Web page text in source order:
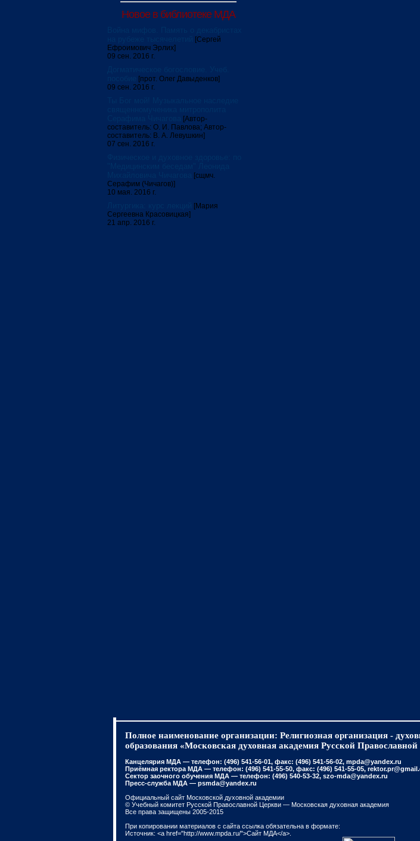
Новое в библиотеке МДА
[Сергей
Ефроимович Эрлих]
09 сен. 2016 г.
[прот. Олег Давыденков]
09 сен. 2016 г.
[Автор-
составитель: О. И. Павлова; Автор-
составитель: В. А. Левушкин]
07 сен. 2016 г.
[сщмч.
Серафим (Чичагов)]
10 мая. 2016 г.
[Мария
Сергеевна Красовицкая]
21 апр. 2016 г.
Полное наименование организации: Религиозная организация -
образования «Московская духовная академия Русской
Канцелярия МДА — телефон: (496) 541-56-01, факс: (496) 541-56-02, mpda@yandex.ru
Приёмная ректора МДА — телефон: (496) 541-55-50, факс: (496) 541-55-05,
Сектор заочного обучения МДА — телефон: (496) 540-53-32, szo-mda@yandex.ru
Пресс-служба МДА — psmda@yandex.ru
Официальный сайт Московской духовной академии
© Учебный комитет Русской Православной Церкви — Московская духовная академия
Все права защищены 2005-2015
При копировании материалов с сайта ссылка обязательна в формате:
Источник: <a href="http://www.mpda.ru/">Сайт МДА</a>.